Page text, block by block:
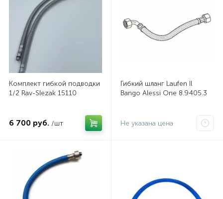
Комплект гибкой подводки
1/2 Rav-Slezak 15110
6 700 руб. /шт
Гибкий шланг Laufen Il
Bango Alessi One 8.9405.3
Не указана цена